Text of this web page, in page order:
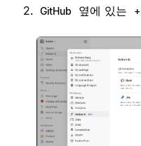
GitHub 옆에 있는 +